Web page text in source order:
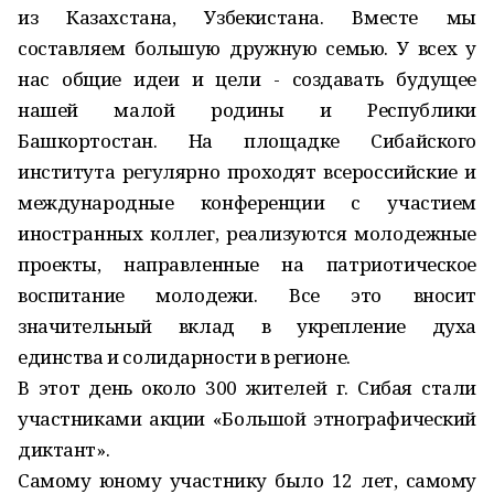
из Казахстана, Узбекистана. Вместе мы
составляем большую дружную семью. У всех у
нас общие идеи и цели - создавать будущее
нашей малой родины и Республики
Башкортостан. На площадке Сибайского
института регулярно проходят всероссийские и
международные конференции с уча­стием
иностранных коллег, реализуются молодежные
проекты, направленные на патриотическое
воспитание молодежи. Все это вносит
значительный вклад в укрепление духа
единства и солидарности в регионе.
В этот день около 300 жителей г. Сибая стали
участниками акции «Большой этно­графический
диктант».
Самому юному участнику было 12 лет, самому